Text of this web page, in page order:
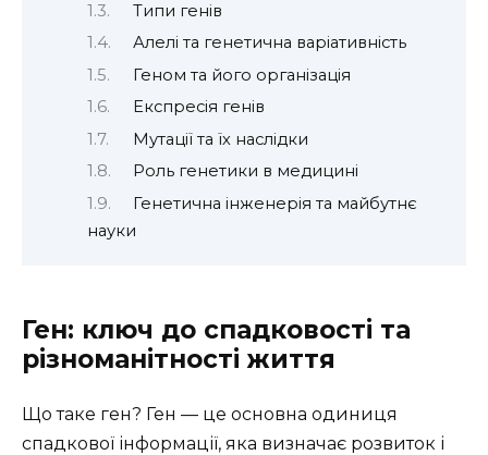
Типи генів
Алелі та генетична варіативність
Геном та його організація
Експресія генів
Мутації та їх наслідки
Роль генетики в медицині
Генетична інженерія та майбутнє
науки
Ген: ключ до спадковості та
різноманітності життя
Що таке ген? Ген — це основна одиниця
спадкової інформації, яка визначає розвиток і